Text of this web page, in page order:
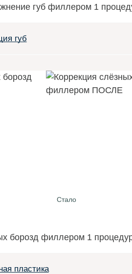
губ филлером 1
губ
Стало
борозд филлером 1
пластика